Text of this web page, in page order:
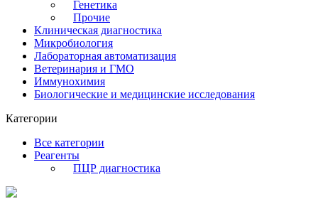
Генетика
Прочие
Клиническая диагностика
Микробиология
Лабораторная автоматизация
Ветеринария и ГМО
Иммунохимия
Биологические и медицинские исследования
Категории
Все категории
Реагенты
ПЦР диагностика